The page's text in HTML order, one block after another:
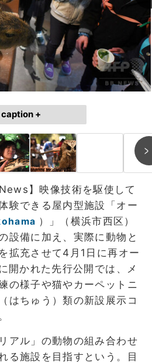
caption +
】映像技術を駆使して
験できる屋内型施設「オー
）」（横浜市西区）
設備に加え、実際に動物と
拡充させて4月1日に再オー
開かれた先行公開では、メ
の様子や猫やカーペットニ
はちゅう）類の新設展示コ
アル」の動物の組み合わせ
る施設を目指すという。目